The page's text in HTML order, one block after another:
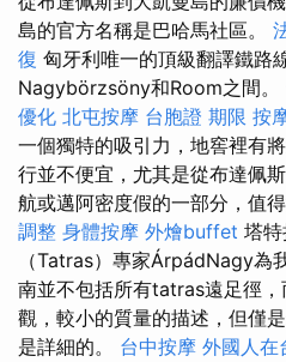
島的官方名稱是巴哈馬社區。
復 匈牙利唯一的頂級翻譯鐵路
Nagybörzsöny和Room之間。
優化 北屯按摩 台胞證 期限 按
一個獨特的吸引力，地窖裡有
行並不便宜，尤其是從布達佩
航或邁阿密度假的一部分，值
調整 身體按摩 外燴buffet 塔
（Tatras）專家ÁrpádNagy為
南並不包括所有tatras遠足徑
觀，較小的質量的描述，但僅
是詳細的。 台中按摩 外國人在